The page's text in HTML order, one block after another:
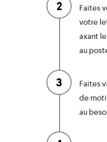
2
Faites
votre
axant
au
3
Faites
de
au